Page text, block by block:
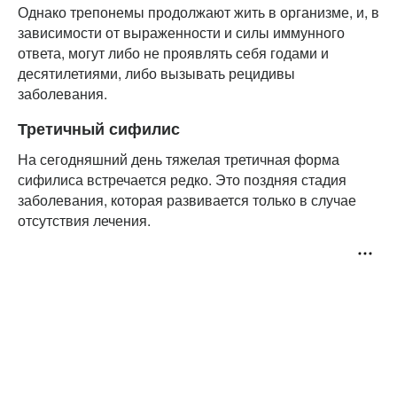
Однако трепонемы продолжают жить в организме, и, в
зависимости от выраженности и силы иммунного
ответа, могут либо не проявлять себя годами и
десятилетиями, либо вызывать рецидивы
заболевания.
Третичный сифилис
На сегодняшний день тяжелая третичная форма
сифилиса встречается редко. Это поздняя стадия
заболевания, которая развивается только в случае
отсутствия лечения.